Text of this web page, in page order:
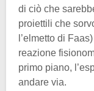
di ciò che
proiettili che
l’elmetto di
reazione
primo piano,
andare via.